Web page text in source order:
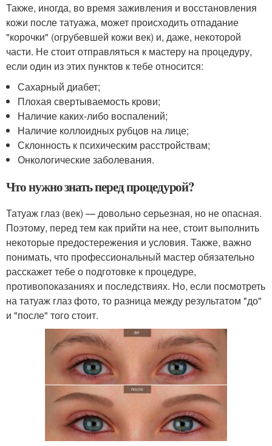
Также, иногда, во время заживления и восстановления
кожи после татуажа, может происходить отпадание
"корочки" (огрубевшей кожи век) и, даже, некоторой
части. Не стоит отправляться к мастеру на процедуру,
если один из этих пунктов к тебе относится:
Сахарный диабет;
Плохая свертываемость крови;
Наличие каких-либо воспалений;
Наличие коллоидных рубцов на лице;
Склонность к психическим расстройствам;
Онкологические заболевания.
Что нужно знать перед процедурой?
Татуаж глаз (век) — довольно серьезная, но не опасная.
Поэтому, перед тем как прийти на нее, стоит выполнить
некоторые предостережения и условия. Также, важно
понимать, что профессиональный мастер обязательно
расскажет тебе о подготовке к процедуре,
противопоказаниях и последствиях. Но, если посмотреть
на татуаж глаз фото, то разница между результатом "до"
и "после" того стоит.